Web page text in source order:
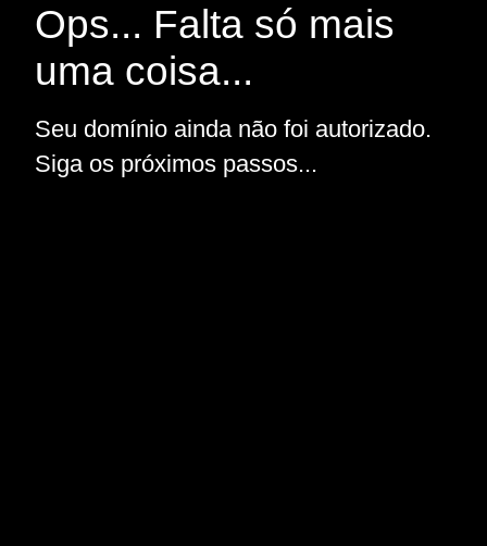
Ops... Falta só mais
uma coisa...
Seu domínio ainda não foi autorizado.
Siga os próximos passos...